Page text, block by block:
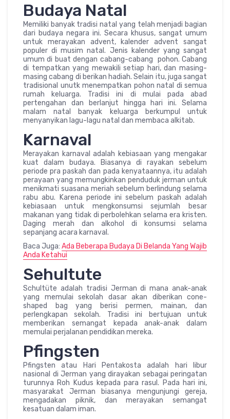
Budaya Natal
Memiliki banyak tradisi natal yang telah menjadi bagian
dari budaya negara ini. Secara khusus, sangat umum
untuk merayakan advent, kalender advent sangat
populer di musim natal. Jenis kalender yang sangat
umum di buat dengan cabang-cabang pohon. Cabang
di tempatkan yang mewakili setiap hari, dan masing-
masing cabang di berikan hadiah. Selain itu, juga sangat
tradisional unutk menempatkan pohon natal di semua
rumah keluarga. Tradisi ini di mulai pada abad
pertengahan dan berlanjut hingga hari ini. Selama
malam natal banyak keluarga berkumpul untuk
menyanyikan lagu-lagu natal dan membaca alkitab.
Karnaval
Merayakan karnaval adalah kebiasaan yang mengakar
kuat dalam budaya. Biasanya di rayakan sebelum
periode pra paskah dan pada kenyataannya, itu adalah
perayaan yang memungkinkan penduduk jerman untuk
menikmati suasana meriah sebelum berlindung selama
rabu abu. Karena periode ini sebelum paskah adalah
kebiasaan untuk mengkonsumsi sejumlah besar
makanan yang tidak di perbolehkan selama era kristen.
Daging merah dan alkohol di konsumsi selama
sepanjang acara karnaval.
Baca Juga: Ada Beberapa Budaya Di Belanda Yang Wajib
Anda Ketahui
Sehultute
Schultüte adalah tradisi Jerman di mana anak-anak
yang memulai sekolah dasar akan diberikan cone-
shaped bag yang berisi permen, mainan, dan
perlengkapan sekolah. Tradisi ini bertujuan untuk
memberikan semangat kepada anak-anak dalam
memulai perjalanan pendidikan mereka.
Pfingsten
Pfingsten atau Hari Pentakosta adalah hari libur
nasional di Jerman yang dirayakan sebagai peringatan
turunnya Roh Kudus kepada para rasul. Pada hari ini,
masyarakat Jerman biasanya mengunjungi gereja,
mengadakan piknik, dan merayakan semangat
kesatuan dalam iman.